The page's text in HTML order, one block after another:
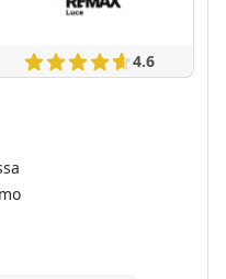
4.6